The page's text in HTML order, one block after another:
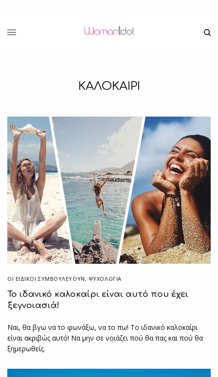
ΚΑΛΟΚΑΙΡΙ
ΟΙ ΕΙΔΙΚΟΊ ΣΥΜΒΟΥΛΕΎΟΥΝ , ΨΥΧΟΛΟΓΙΑ
Το ιδανικό καλοκαίρι είναι αυτό που έχει
ξεγνοιασιά!
Ναι, θα βγω να το φωνάξω, να το πω! Το ιδανικό καλοκαίρι
είναι ακριβώς αυτό! Να μην σε νοιάζει πού θα πας και πού θα
ξημερωθείς.